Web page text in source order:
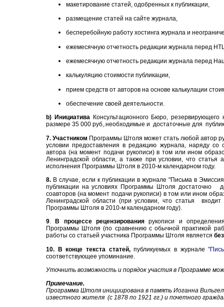
макетирование статей, одобренных к публикации,
размещение статей на сайте журнала,
бесперебойную работу хостинга журнала и
ежемесячную отчетность редакции журнала перед
ежемесячную отчетность редакции журнала перед
калькуляцию стоимости публикации,
прием средств от авторов на основе калькулации
обеспечение своей деятельности.
b) Инициатива Консультационного Бюро,
размере 35 000 руб,.необходимые и достаточные для
7. Участником Программы Штоля может стать любой автор
условии предоставления в редакцию журнала , наряду со
автора (на момент подачи рукописи) в том или ином
Ленинградской области, а также при условии, что
исполнения Программы Штоля в 2010-м календарном году.
8. В случае, если к публикации в журнале "Письма в
публикации на условиях Программы Штоля достаточно
соавторов (на момент подачи рукописи) в том или ином
Ленинградской области (при условии, что статья
Программы Штоля в 2010-м календарном году).
9. В процессе рецензирования рукописи и
Программы Штоля (по сравнению с обычной практикой
работы со статьей участника Программы Штоля является
10. В конце текста статей,публикуемых в журнале
соответствующее упоминание.
Уточнить возможность и порядок участия в Программе
Примечание.
Программа Штоля инициирована в память Иоганна
известного жителя (с 1878 по 1921 гг.) и почетного